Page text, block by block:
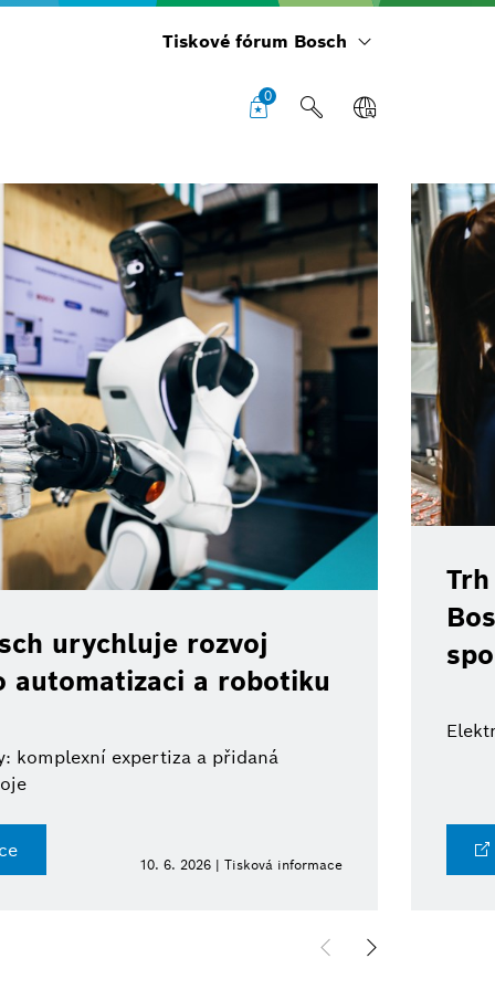
Tiskové fórum Bosch
0
urychluje rozvoj
automatizaci a robotiku
komplexní expertiza a přidaná
10. 6. 2026 | Tisková informace